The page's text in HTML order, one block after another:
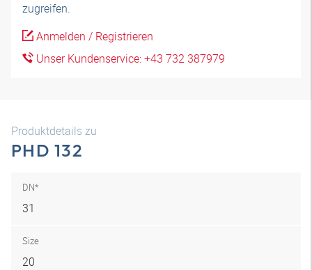
zugreifen.
Anmelden / Registrieren
Unser Kundenservice: +43 732 387979
Produktdetails zu
PHD 132
DN*
31
Size
20